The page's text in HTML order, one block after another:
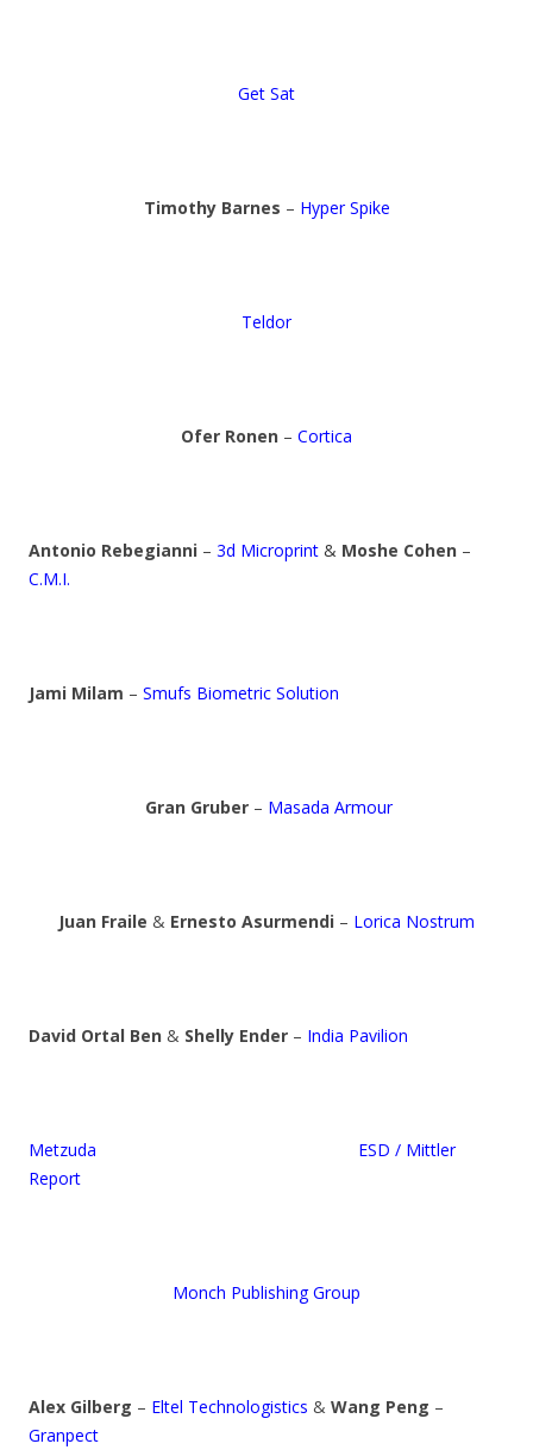
Get Sat
Timothy Barnes – Hyper Spike
Teldor
Ofer Ronen – Cortica
Antonio Rebegianni – 3d Microprint & Moshe Cohen –
C.M.I.
Jami Milam – Smufs Biometric Solution
Gran Gruber – Masada Armour
Juan Fraile & Ernesto Asurmendi – Lorica Nostrum
David Ortal Ben & Shelly Ender – India Pavilion
Metzuda
ESD / Mittler
Report
Monch Publishing Group
Alex Gilberg – Eltel Technologistics & Wang Peng –
Granpect